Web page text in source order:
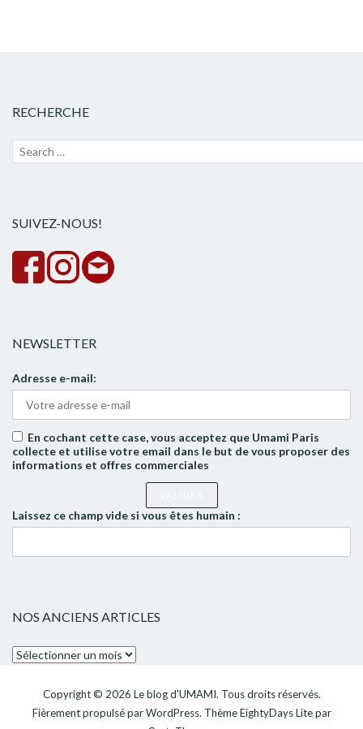
RECHERCHE
Recherche
SUIVEZ-NOUS!
NEWSLETTER
Adresse e-mail:
En cochant cette case, vous acceptez que Umami Paris
collecte et utilise votre email dans le but de vous proposer des
informations et offres commerciales
Laissez ce champ vide si vous êtes humain :
NOS ANCIENS ARTICLES
Nos
articlesCopyright © 2026 Le blog d'UMAMI. Tous droits réservés.
Fièrement propulsé parWordPress. ThèmeEightyDays Litepar